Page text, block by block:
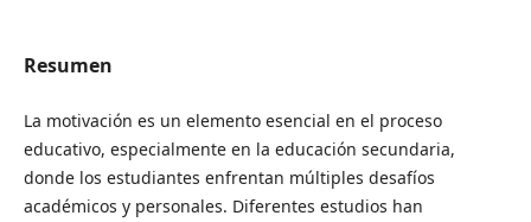
Resumen
La motivación es un elemento esencial en el proceso
educativo, especialmente en la educación secundaria,
donde los estudiantes enfrentan múltiples desafíos
académicos y personales. Diferentes estudios han